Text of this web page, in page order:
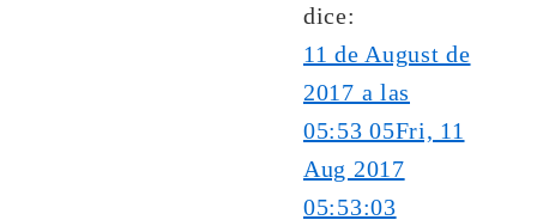
dice:
11 de August de
2017 a las
05:53 05Fri, 11
Aug 2017
05:53:03